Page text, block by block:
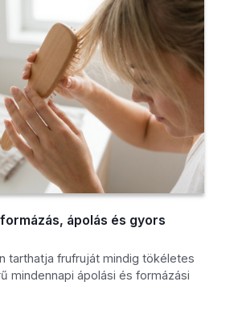
ápolás és gyors
tarthatja frufruját mindig tökéletes
mindennapi ápolási és formázási